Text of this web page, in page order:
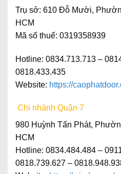
Trụ sở: 610 Đỗ Mười,
HCM
Mã số thuế: 0319358939
Hotline: 0834.713.713 –
0818.433.435
Website: https://
Chi nhánh Quận 7
980 Huỳnh Tấn Phát,
HCM
Hotline: 0834.484.484 –
0818.739.627 –